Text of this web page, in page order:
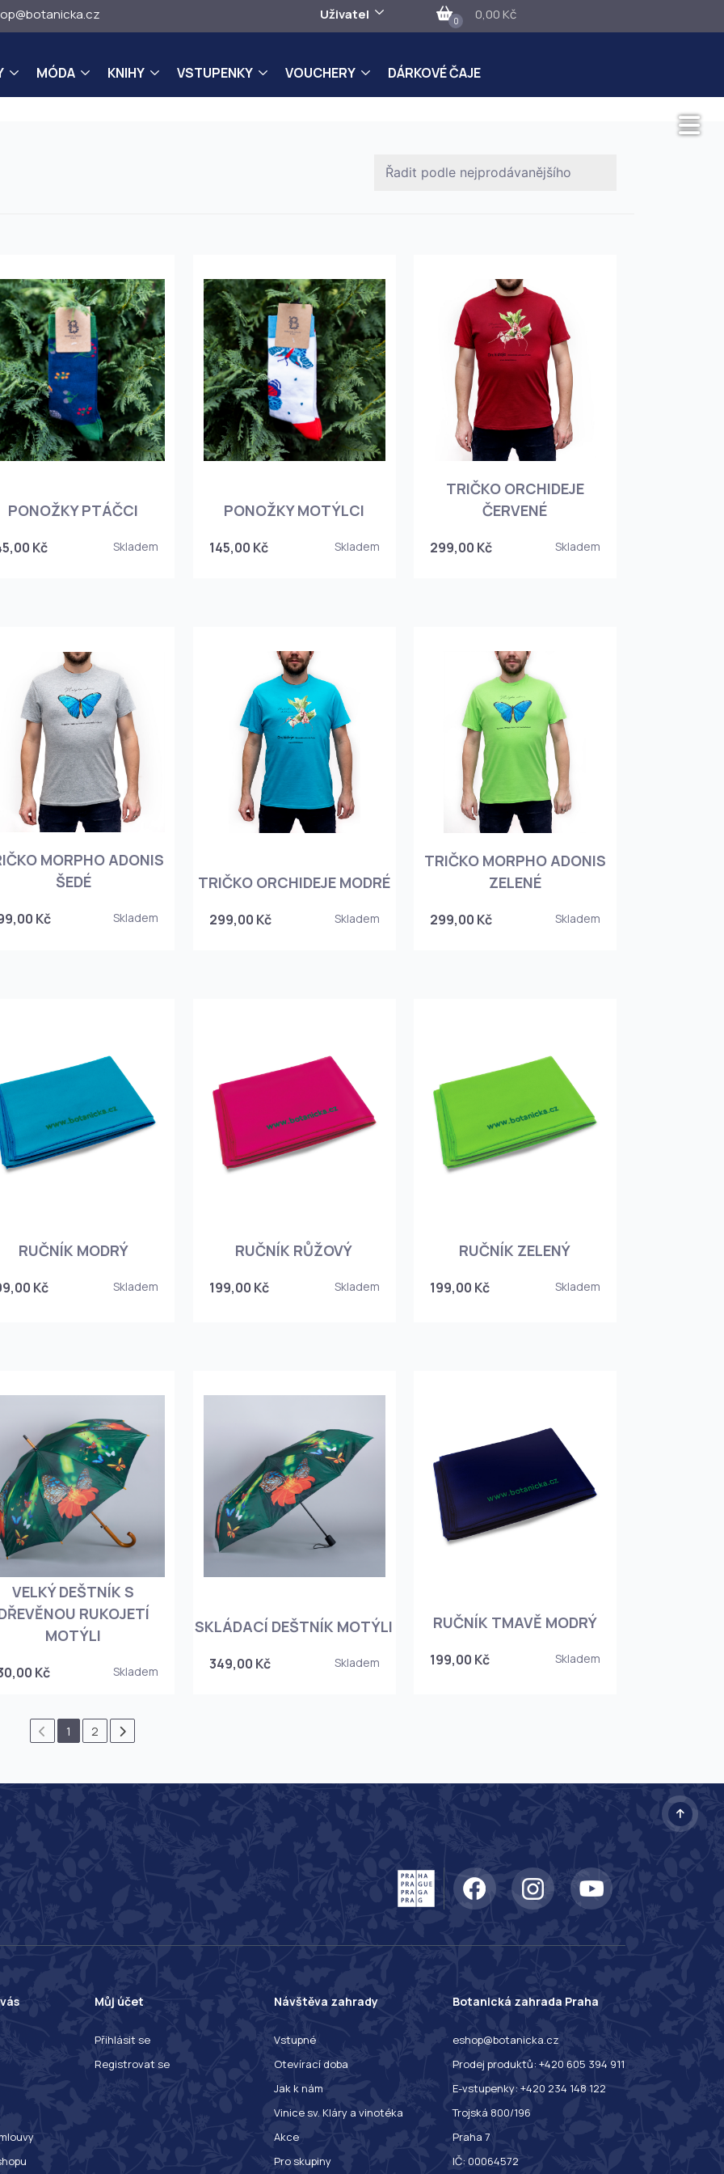
Uživatel 0 0,00 Kč
MÓDA KNIHY VSTUPENKY VOUCHERY DÁRKOVÉ ČAJE
PONOŽKY PTÁČCI
Kč Skladem
PONOŽKY MOTÝLCI
145,00 Kč Skladem
TRIČKO ORCHIDEJE
ČERVENÉ
299,00 Kč Skladem
MORPHO ADONIS
ŠEDÉ
Kč Skladem
TRIČKO ORCHIDEJE MODRÉ
299,00 Kč Skladem
TRIČKO MORPHO ADONIS
ZELENÉ
299,00 Kč Skladem
RUČNÍK MODRÝ
Kč Skladem
RUČNÍK RŮŽOVÝ
199,00 Kč Skladem
RUČNÍK ZELENÝ
199,00 Kč Skladem
VELKÝ DEŠTNÍK S
RUKOJETÍ
MOTÝLI
Kč Skladem
SKLÁDACÍ DEŠTNÍK MOTÝLI
349,00 Kč Skladem
RUČNÍK TMAVĚ MODRÝ
199,00 Kč Skladem
1 2
Můj účet
Přihlásit se
Registrovat se
Návštěva zahrady
Vstupné
Otevírací doba
Jak k nám
Vinice sv. Kláry a vinotéka
Akce
Pro skupiny
Botanická zahrada Praha
eshop@botanicka.cz
Prodej produktů: +420 605 394 911
E-vstupenky: +420 234 148 122
Trojská 800/196
Praha 7
IČ: 00064572